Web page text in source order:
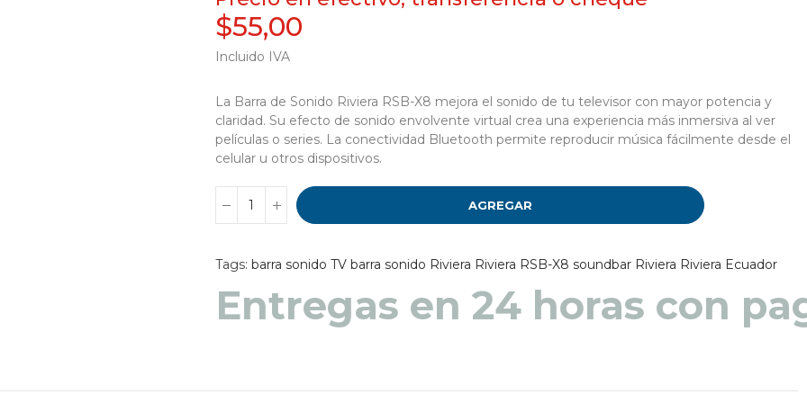
$55,00
Incluido IVA
La Barra de Sonido Riviera RSB-X8 mejora el sonido de tu televisor con mayor potencia y
claridad. Su efecto de sonido envolvente virtual crea una experiencia más inmersiva al ver
películas o series. La conectividad Bluetooth permite reproducir música fácilmente desde el
celular u otros dispositivos.
AGREGAR
Tags: barra sonido TV barra sonido Riviera Riviera RSB-X8 soundbar Riviera Riviera Ecuador
Entregas en 48 a 72 horas